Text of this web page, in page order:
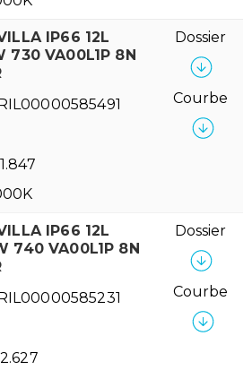
IP66 12L
730 VA00L1P 8N
1.847
Dossier
Courbe
IP66 12L
740 VA00L1P 8N
2.627
Dossier
Courbe